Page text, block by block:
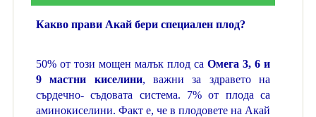
Какво прави Акай бери специален плод?
50% от този мощен малък плод саОмега 3, 6 и
9 мастни киселини, важни за здравето на
сърдечно- съдовата система. 7% от плода са
аминокиселини. Факт е, че в плодовете на Акай